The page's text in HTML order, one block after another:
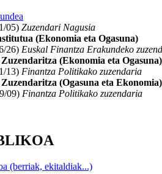
05) Zuzendari Nagusia
(Ekonomia eta Ogasuna)
26) Euskal Finantza Erakundeko
(Ekonomia eta Ogasuna)
13) Finantza Politikako zuzendaria
(Ogasuna eta Ekonomia)
09) Finantza Politikako zuzendaria
(berriak, ekitaldiak...)